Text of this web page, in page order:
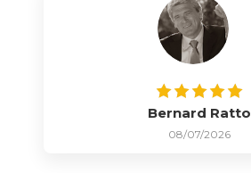
Bernard Ratto
08/07/2026